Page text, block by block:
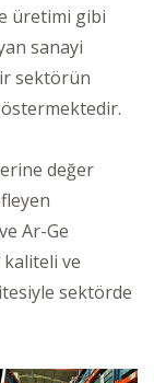
üretimi gibi
sanayi
sektörün
değer
Ar-Ge
ve
sektörde